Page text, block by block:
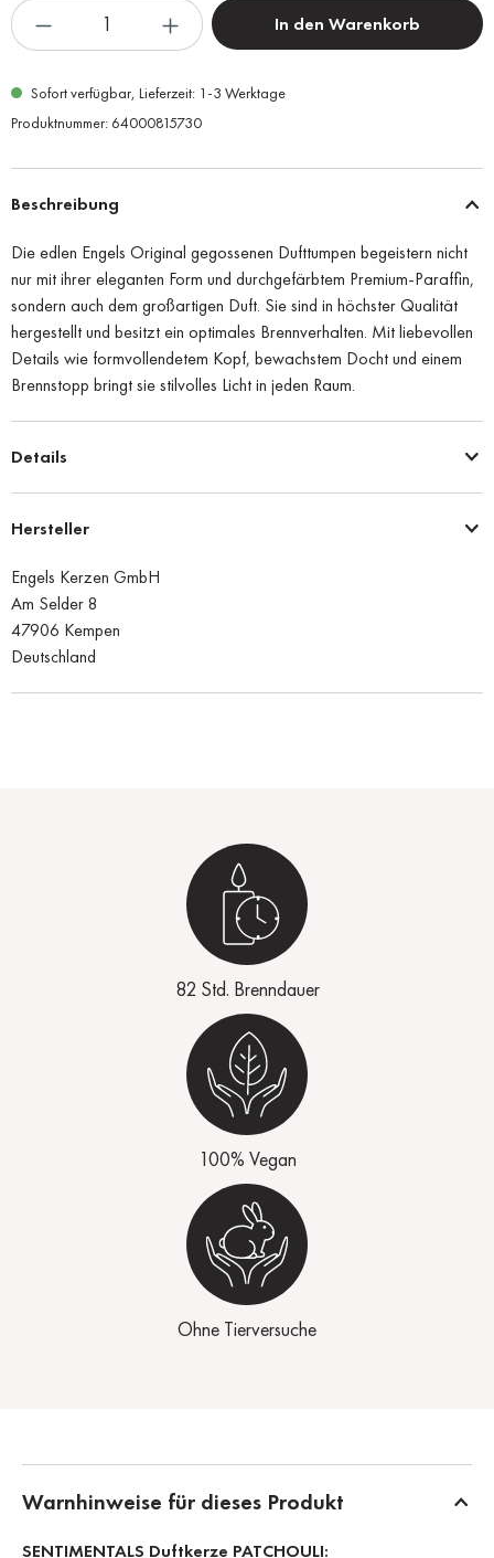
In den Warenkorb
Sofort verfügbar, Lieferzeit: 1-3 Werktage
Produktnummer: 64000815730
Beschreibung
Die edlen Engels Original gegossenen Dufttumpen begeistern nicht
nur mit ihrer eleganten Form und durchgefärbtem Premium-Paraffin,
sondern auch dem großartigen Duft. Sie sind in höchster Qualität
hergestellt und besitzt ein optimales Brennverhalten. Mit liebevollen
Details wie formvollendetem Kopf, bewachstem Docht und einem
Brennstopp bringt sie stilvolles Licht in jeden Raum.
Details
Hersteller
Engels Kerzen GmbH
Am Selder 8
47906 Kempen
Deutschland
82 Std. Brenndauer
100% Vegan
Ohne Tierversuche
Warnhinweise für dieses Produkt
SENTIMENTALS Duftkerze PATCHOULI: